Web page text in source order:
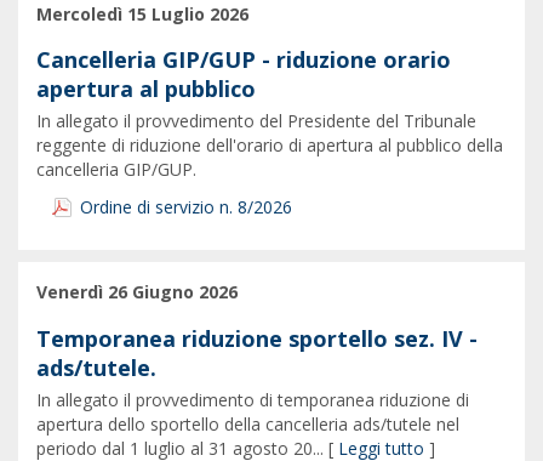
Mercoledì 15 Luglio 2026
Cancelleria GIP/GUP - riduzione orario
apertura al pubblico
In allegato il provvedimento del Presidente del Tribunale
reggente di riduzione dell'orario di apertura al pubblico della
cancelleria GIP/GUP.
Ordine di servizio n. 8/2026
Venerdì 26 Giugno 2026
Temporanea riduzione sportello sez. IV -
ads/tutele.
In allegato il provvedimento di temporanea riduzione di
apertura dello sportello della cancelleria ads/tutele nel
periodo dal 1 luglio al 31 agosto 20... [ Leggi tutto ]